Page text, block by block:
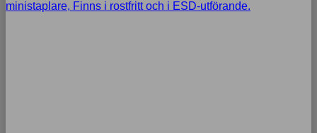
ministaplare, Finns i rostfritt och i ESD-utförande.